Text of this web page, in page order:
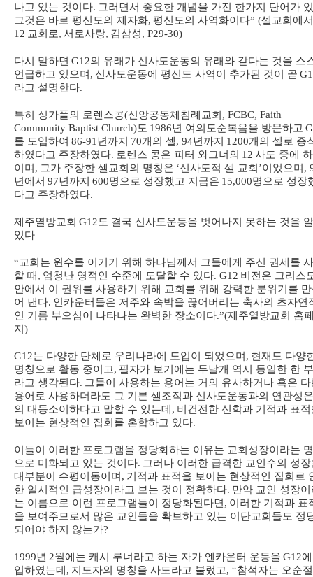
나고 있는 것이다. 그러면서 중요한 개념을 가진 한가지 단어가
그것은 바로 평신도의 제자화, 평신도의 사역화이다” (셀교회에서
12 교회로, 서로사랑, 김삼성, P29-30)
다시 말하면 G12의 유래가 신사도운동의 유래와 같다는 것을 스
언급하고 있으며 , 신사도운동에 평신도 사역이 추가된 것이 곧
라고 설명한다.
특히 싱가폴의 로렌스콩(신앙공동체침례교회 , FCBC, Faith
Community Baptist Church)도 1986년 여의도순복음을 방문하고
를 도입하여 86-91 년까지 70개의 셀, 94년까지 1200개의 셀로 증
하였다고 주장하였다. 로렌스 콩은 피터 와그너의 12 사도 중에
이며 , 그가 주장한 셀교회의 명칭은 ‘신사도적 셀 교회 ’이었으며 ,
년에서 97년까지 600명으로 성장했고 지금은 15,000명으로 성장
다고 주장하였다.
제주열방교회 G12도 결국 신사도운동을 벗어나지 못하는 것을
있다
“교회는 원수를 이기기 위해 하나님께서 그들에게 주신 권세를
할 때 , 엄청난 영적인 수준에 도달할 수 있다. G12 비전은 그리스
안에서 이 권위를 사용하기 위해 교회를 위해 강력한 분위기를
어 낸다. 인카운터들은 저주와 속박을 끊어버리는 축사의 초자연
인 기름 부으심이 나타나는 완벽한 장소이다.”(제주열방교회 홈
지 )
G12는 다양한 단체로 우리나라에 도입이 되었으며 , 현재도 다양
명칭으로 활동 중이고, 필자가 보기에는 두날개 역시 동일한 한
라고 생각된다. 그들이 사용하는 용어는 거의 유사하거나 혹은 다
용어로 사용하더라도 그 기본 셀조직과 신사도운동과의 연관성
의 대등소이하다고 말할 수 있는데 , 비건전한 신학과 기적과 표적
보이는 현상적인 집회를 혼합하고 있다.
이들이 이러한 프로그램을 정당화하는 이유는 교회성장이라는
으로 미화되고 있는 것이다. 그러나 이러한 급격한 교인수의 성장
대부분이 수평이동이며 , 기적과 표적을 보이는 현상적인 집회로
한 일시적인 급성장이라고 보는 것이 정확하다. 만약 교인 성장이
는 이름으로 이런 프로그램들이 정당화된다면 , 이러한 기적과 표
을 보여주므로서 많은 교인들을 확보하고 있는 이단교회들도 정
되어야 하지 않는가?
1999년 2월에는 캐시 루너라고 하는 자가 엔카운터 운동을 G12
입하였는데 , 지도자의 명칭을 사도라고 불렀고, “참석자는 오순